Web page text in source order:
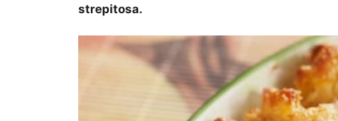
strepitosa.